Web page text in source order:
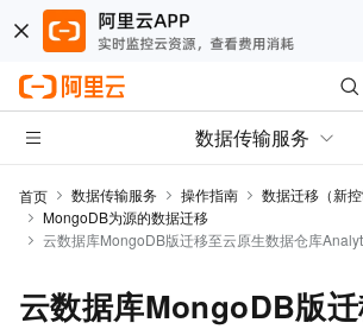
数据传输服务
首页 数据传输服务 操作指南
数据迁移（新控
MongoDB为源的数据迁移
云数据库MongoDB版迁移至云原生数据仓库
云数据库MongoDB版